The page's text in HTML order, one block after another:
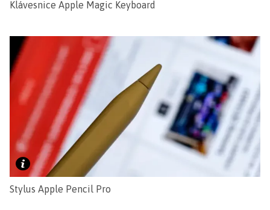
Klávesnice Apple Magic Keyboard
Stylus Apple Pencil Pro